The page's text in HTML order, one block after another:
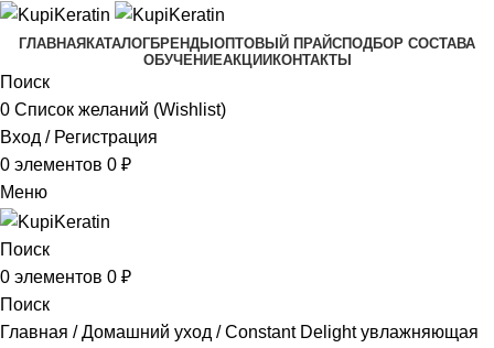
ГЛАВНАЯ КАТАЛОГБРЕНДЫ ОПТОВЫЙ ПРАЙСПОДБОР СОСТАВА
ОБУЧЕНИЕАКЦИИ КОНТАКТЫ
Поиск
0 Список желаний (Wishlist)
Вход / Регистрация
0 элементов 0 ₽
Меню
Поиск
0 элементов 0 ₽
Поиск
Главная
Домашний уход
Constant Delight увлажняющая